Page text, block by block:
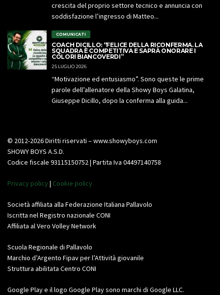
crescita del proprio settore tecnico e annuncia con
soddisfazione l’ingresso di Matteo...
COMUNICATI
COACH DICILLO: “FELICE DELLA RICONFERMA. LA
SQUADRA È COMPETITIVA E SAPRÀ ONORARE I
COLORI BIANCOVERDI”
25 LUGLIO 2026
“Motivazione ed entusiasmo”. Sono queste le prime
parole dell’allenatore della Showy Boys Galatina,
Giuseppe Dicillo, dopo la conferma alla guida...
© 2012-2026 Diritti riservati – www.showyboys.com
SHOWY BOYS A.S.D.
Codice fiscale 93115150752 | Partita Iva 04497140758
Privacy policy | Cookie policy
Società affiliata alla Federazione Italiana Pallavolo
Iscritta nel Registro nazionale CONI
Affiliata al Vero Volley Network
Scuola Regionale di Pallavolo
Marchio d’Argento Fipav per l’Attività giovanile
Struttura abilitata Centro CONI
Google Play e il logo Google Play sono marchi di Google LLC.